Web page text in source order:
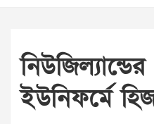
ইউনিফর্মে